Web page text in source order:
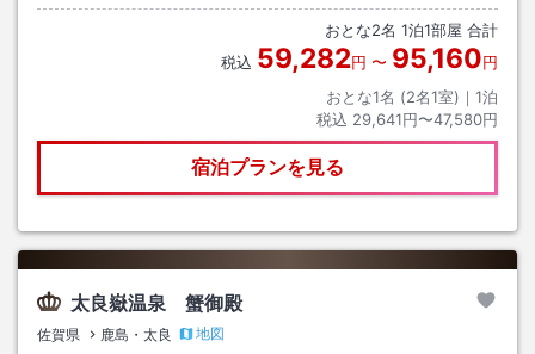
方ＩＣより 国道498号線から国道207号線利用
おとな2名 1泊1部屋 合計
税込 59,282円 〜 95,160円
おとな1名 (2名1室)｜ 1泊
税込 29,641円〜47,580円
宿泊プランを見る
太良嶽温泉 蟹御殿
佐賀県 鹿島・太良
地図